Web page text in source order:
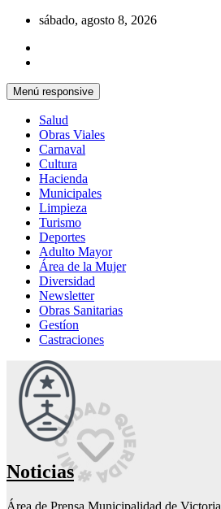
Saltar
contenido
sábado, agosto 8, 2026
Menú responsive
Salud
Obras Viales
Carnaval
Cultura
Hacienda
Municipales
Limpieza
Turismo
Deportes
Adulto Mayor
Área de la Mujer
Diversidad
Newsletter
Obras Sanitarias
Gestíon
Castraciones
Noticias
Área de Prensa Municipalidad de Victoria